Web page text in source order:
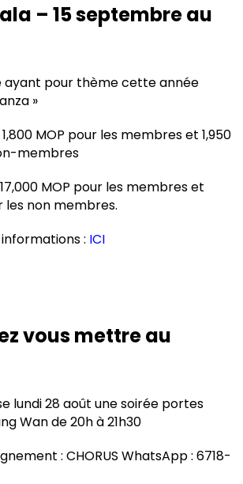
– 15 septembre au
ayant pour thème cette année
»
MOP pour les membres et 1,950
membres
MOP pour les membres et
les non membres.
: ICI
vous mettre au
lundi 28 août une soirée portes
Wan de 20h à 21h30
: CHORUS WhatsApp : 6718-